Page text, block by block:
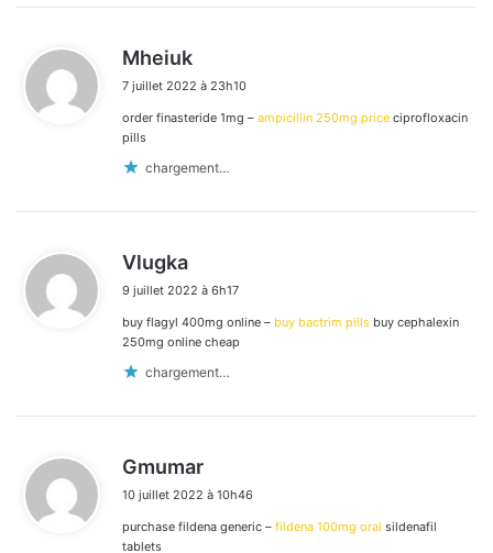
Mheiuk
t
7 juillet 2022 à 23h10
order finasteride 1mg – ampicillin 250mg price ciprofloxacin
pills
chargement…
Vlugka
t
:
9 juillet 2022 à 6h17
buy flagyl 400mg online – buy bactrim pills buy cephalexin
250mg online cheap
chargement…
Gmumar
t
10 juillet 2022 à 10h46
purchase fildena generic – fildena 100mg oral sildenafil
tablets